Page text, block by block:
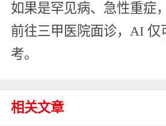
如果是罕见病、急性重症
前往三甲医院面诊，AI 仅
考。
相关文章